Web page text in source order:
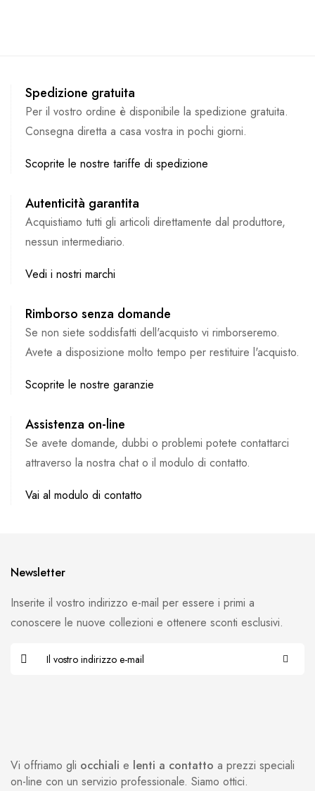
Spedizione gratuita
Per il vostro ordine è disponibile la spedizione gratuita.
Consegna diretta a casa vostra in pochi giorni.
Scoprite le nostre tariffe di spedizione
Autenticità garantita
Acquistiamo tutti gli articoli direttamente dal produttore,
nessun intermediario.
Vedi i nostri marchi
Rimborso senza domande
Se non siete soddisfatti dell'acquisto vi rimborseremo.
Avete a disposizione molto tempo per restituire l'acquisto.
Scoprite le nostre garanzie
Assistenza on-line
Se avete domande, dubbi o problemi potete contattarci
attraverso la nostra chat o il modulo di contatto.
Vai al modulo di contatto
Vi offriamo gli occhiali e lenti a contatto a prezzi speciali
on-line con un servizio professionale. Siamo ottici.
Newsletter
Inserite il vostro indirizzo e-mail per essere i primi a
conoscere le nuove collezioni e ottenere sconti esclusivi.